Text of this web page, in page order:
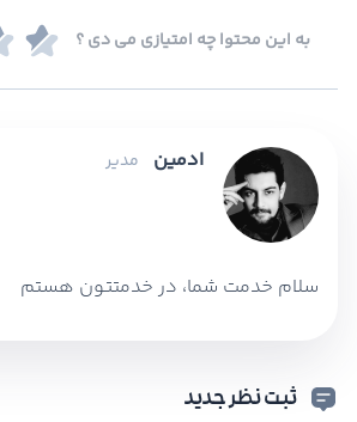
به این محتوا چه امتیازی می دی ؟
ادمین مدیر
سلام خدمت شما، در خدمتتون هستم
ثبت نظر جدید